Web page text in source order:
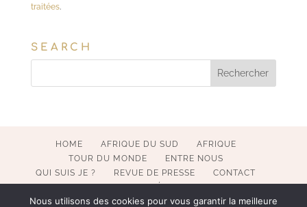
traitées.
SEARCH
HOME AFRIQUE DU SUD
AFRIQUE
TOUR DU MONDE
ENTRE NOUS
QUI SUIS JE ?
REVUE DE PRESSE
CONTACT
Nous utilisons des cookies pour vous garantir la meilleure